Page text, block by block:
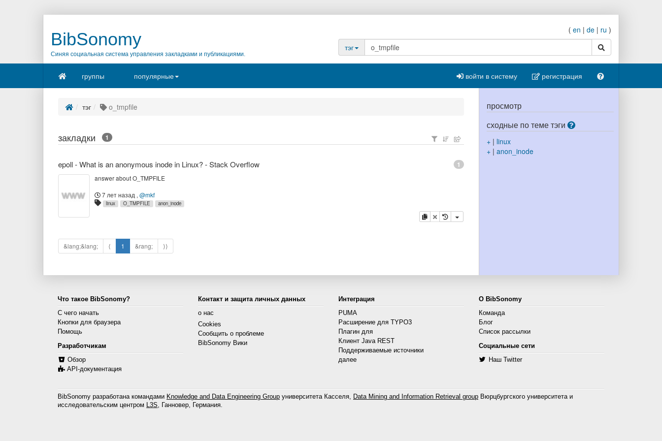
BibSonomy
Синяя социальная система управления закладками и публикациями.
( en | de | ru )
тэг
поиск
группы популярные войти в систему регистрация
тэг o_tmpfile
закладки 1
1
epoll - What is an anonymous inode in Linux? - Stack Overflow
answer about O_TMPFILE
7 лет назад , @mkf
linux O_TMPFILE anon_inode
копировать
удалить
&lang;&lang; ⟨ 1 &rang; ⟩⟩
просмотр
сходные по теме тэги
+| linux
+| anon_inode
Что такое BibSonomy?
С чего начать
Кнопки для браузера
Помощь
Разработчикам
Обзор
API-документация
Контакт и защита личных данных
о нас
Cookies
Сообщить о проблеме
BibSonomy Вики
Интеграция
PUMA
Расширение для TYPO3
Плагин для
Клиент Java REST
Поддерживаемые источники
далее
О BibSonomy
Команда
Блог
Список рассылки
Социальные сети
Наш Twitter
BibSonomy разработана командами Knowledge and Data Engineering Group университета Касселя, Data Mining and Information Retrieval group Вюрцбургского университета и
исследовательским центром L3S, Ганновер, Германия.